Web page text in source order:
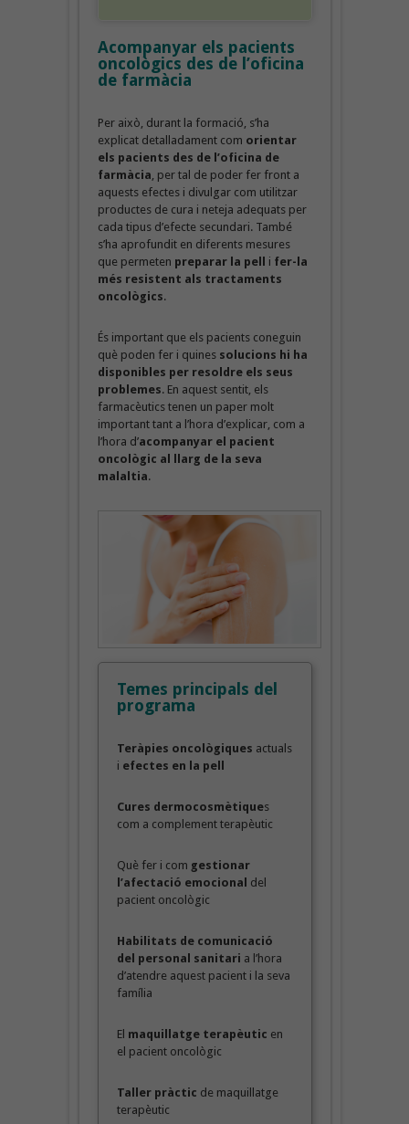
Acompanyar els pacients
oncològics des de l’oficina
de farmàcia
Per això, durant la formació, s’ha
explicat detalladament com orientar
els pacients des de l’oficina de
farmàcia , per tal de poder fer front a
aquests efectes i divulgar com utilitzar
productes de cura i neteja adequats per
cada tipus d’efecte secundari. També
s’ha aprofundit en diferents mesures
que permeten preparar la pell i fer-la
més resistent als tractaments
oncològics.
És important que els pacients coneguin
què poden fer i quines solucions hi ha
disponibles per resoldre els seus
problemes. En aquest sentit, els
farmacèutics tenen un paper molt
important tant a l’hora d’explicar, com a
l’hora d’acompanyar el pacient
oncològic al llarg de la seva
malaltia.
Temes principals del
programa
Teràpies oncològiques actuals
i efectes en la pell
Cures dermocosmètiques
com a complement terapèutic
Què fer i com gestionar
l’afectació emocional del
pacient oncològic
Habilitats de comunicació
del personal sanitari a l’hora
d’atendre aquest pacient i la seva
família
El maquillatge terapèutic en
el pacient oncològic
Taller pràctic de maquillatge
terapèutic